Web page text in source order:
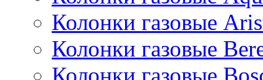
Колонки газовые
Колонки газовые
Колонки газовые